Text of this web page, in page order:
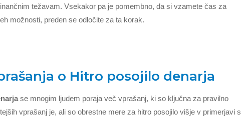
težavam. Vsekakor pa je pomembno, da si vzamete čas za
možnosti, preden se odločite za ta korak.
o Hitro posojilo denarja
se mnogim ljudem poraja več vprašanj, ki so ključna za pravilno
vprašanj je, ali so obrestne mere za hitro posojilo višje v primerjavi s